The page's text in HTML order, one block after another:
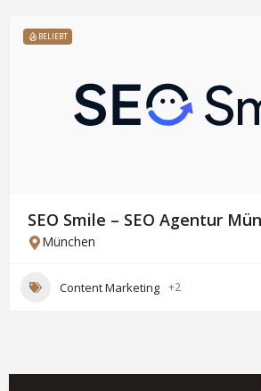
BELIEBT
SEO Smile – SEO Agentur
München
Content Marketing +2